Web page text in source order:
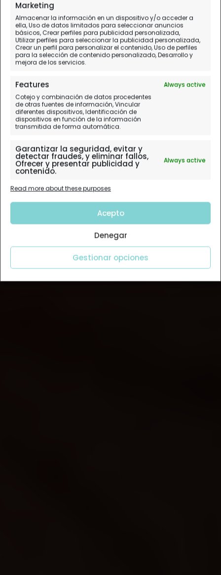
Marketing
Almacenar la información en un dispositivo y/o acceder a
ella, Uso de datos limitados para seleccionar anuncios
básicos, Crear perfiles para publicidad personalizada,
Utilizar perfiles para seleccionar la publicidad personalizada,
Crear un perfil para personalizar el contenido, Uso de perfiles
para la selección de contenido personalizado, Desarrollo y
mejora de los servicios.
Features
Always active
Cotejo y combinación de datos procedentes
de otras fuentes de información, Vincular
diferentes dispositivos, Identificación de
dispositivos en función de la información
transmitida de forma automática.
Garantizar la seguridad, evitar y
detectar fraudes, y eliminar fallos,
Ofrecer y presentar publicidad y
contenido.
Always active
Read more about these purposes
Acepto
Denegar
Gestionar opciones